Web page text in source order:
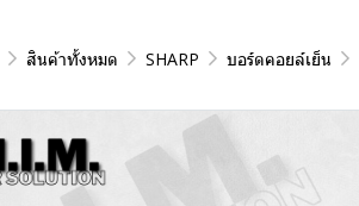
สินค้าทั้งหมด SHARP บอร์ดคอยล์เย็น